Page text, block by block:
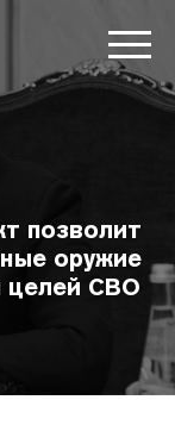
позволит
оружие
целей СВО